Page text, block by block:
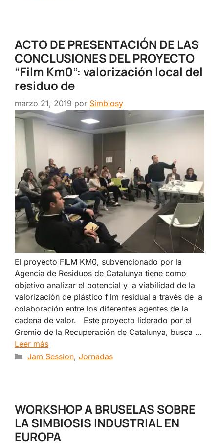
ACTO DE PRESENTACIÓN DE LAS
CONCLUSIONES DEL PROYECTO
“Film Km0”: valorización local del
residuo de
marzo 21, 2019 por Simbiosy
El proyecto FILM KM0, subvencionado por la
Agencia de Residuos de Catalunya tiene como
objetivo analizar el potencial y la viabilidad de la
valorización de plástico film residual a través de la
colaboración entre los diferentes agentes de la
cadena de valor. Este proyecto liderado por el
Gremio de la Recuperación de Catalunya, busca …
Leer más
Categorías
Jam Session, Jornadas
WORKSHOP A BRUSELAS SOBRE
LA SIMBIOSIS INDUSTRIAL EN
EUROPA